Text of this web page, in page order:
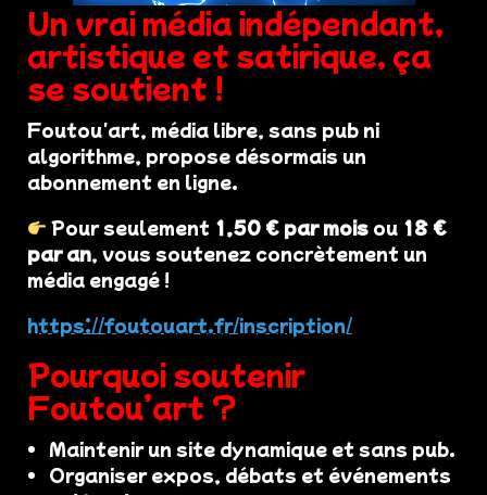
Un vrai média indépendant,
artistique et satirique, ça
se soutient !
Foutou'art, média libre, sans pub ni
algorithme, propose désormais un
abonnement en ligne.
Pour seulement 1,50 € par mois ou 18 €
par an, vous soutenez concrètement un
média engagé !
https://foutouart.fr/inscription/
Pourquoi soutenir
Foutou’art ?
Maintenir un site dynamique et sans pub.
Organiser expos, débats et événements